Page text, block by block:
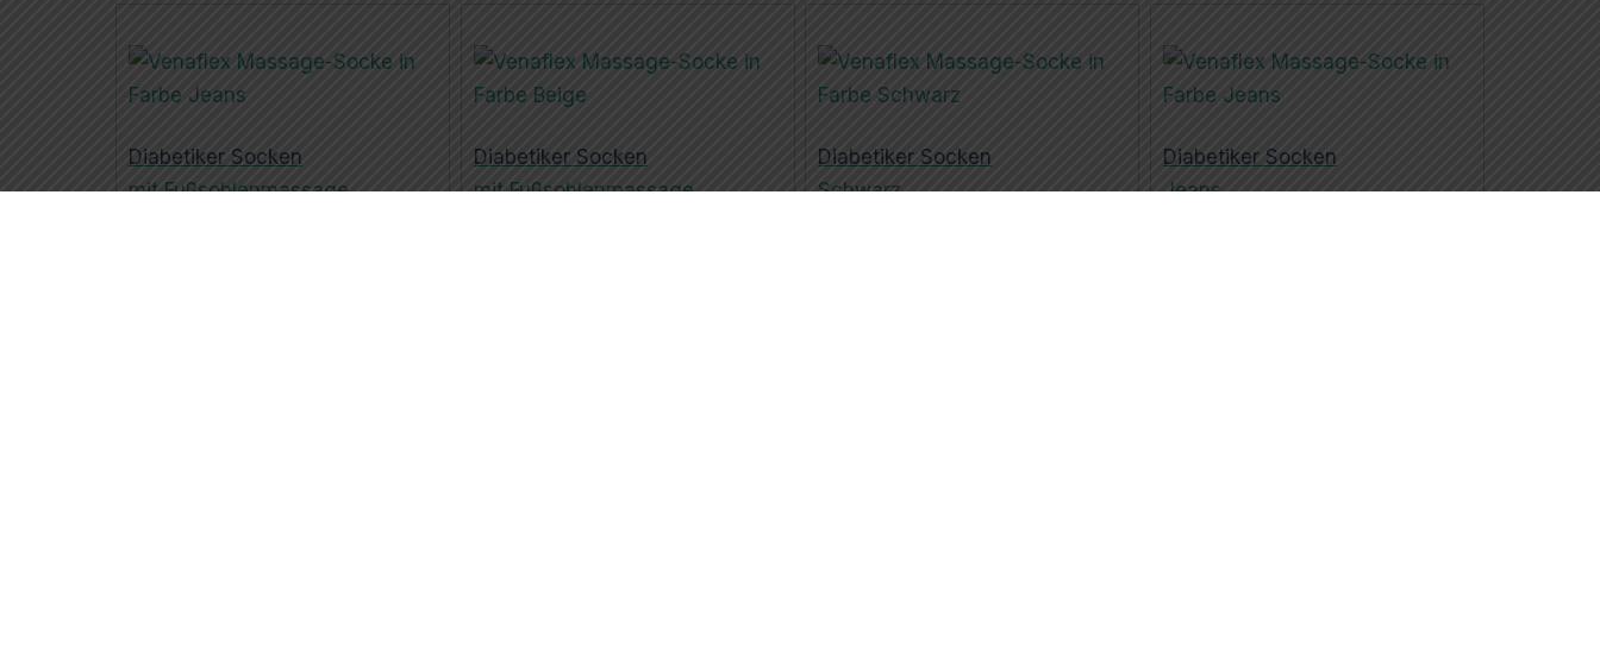
Diabetiker Socken
mit Fußsohlenmassage
Diabetiker Socken
mit Fußsohlenmassage
Diabetiker Socken
Schwarz
Diabetiker Socken
Jeans